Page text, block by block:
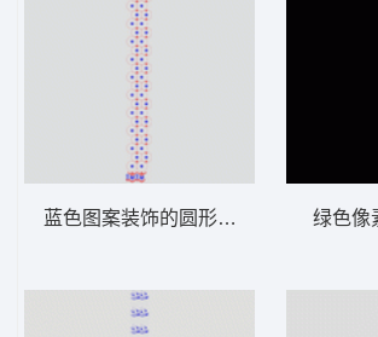
蓝色图案装饰的圆形排列图 窗帘版带
绿色像